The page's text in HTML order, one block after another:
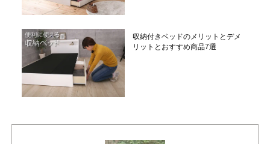
収納付きベッドのメリットとデメ
リットとおすすめ商品7選